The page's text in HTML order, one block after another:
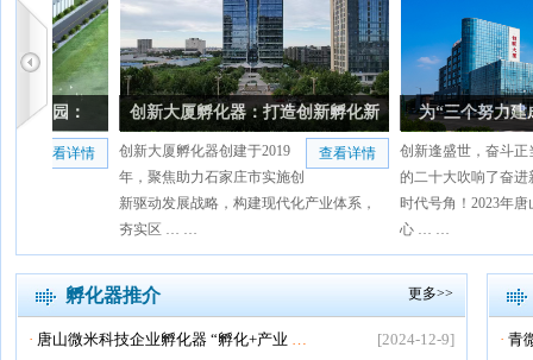
更多>>
孵化器推介
[2024-12-9]
· 唐山微米科技企业孵化器 “孵化+产业 …
· 青